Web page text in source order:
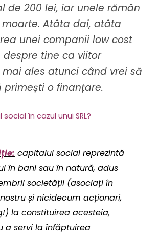
de 200 lei, iar unele rămân
Atâta dai, atâta
unei companii low cost
tine ca viitor
ales atunci când vrei să
primești o finanțare.
în cazul unui SRL?
capitalul social reprezintă
în bani sau în natură, adus
societății (asociați în
și nicidecum acționari,
la constituirea acesteia,
a servi la înfăptuirea